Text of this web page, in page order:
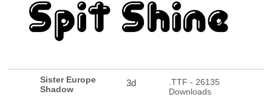
Sister Europe
Shadow
3d
.TTF - 26135
Downloads